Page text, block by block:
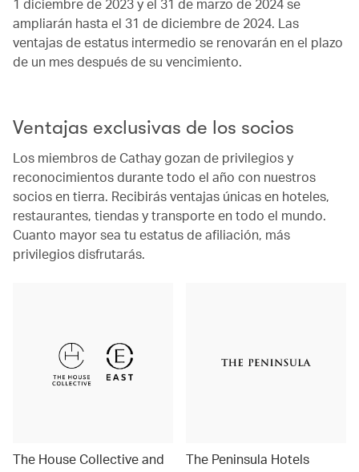
1 diciembre de 2023 y el 31 de marzo de 2024 se
ampliarán hasta el 31 de diciembre de 2024. Las
ventajas de estatus intermedio se renovarán en el plazo
de un mes después de su vencimiento.
Ventajas exclusivas de los socios
Los miembros de Cathay gozan de privilegios y
reconocimientos durante todo el año con nuestros
socios en tierra. Recibirás ventajas únicas en hoteles,
restaurantes, tiendas y transporte en todo el mundo.
Cuanto mayor sea tu estatus de afiliación, más
privilegios disfrutarás.
The House Collective and
The Peninsula Hotels